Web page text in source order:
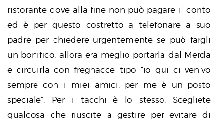
ristorante dove alla fine non può pagare il conto
ed è per questo costretto a telefonare a suo
padre per chiedere urgentemente se può fargli
un bonifico, allora era meglio portarla dal Merda
e circuirla con fregnacce tipo “io qui ci venivo
sempre con i miei amici, per me è un posto
speciale”. Per i tacchi è lo stesso. Scegliete
qualcosa che riuscite a gestire per evitare di